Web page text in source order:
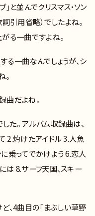
と並んでクリスマス・ソン
引用省略）でしたよね。
る一曲ですよね。
る一曲なんでしょうが、シ
。
曲だよね。
た。 アルバム収録曲は、
2.灼けたアイドル 3.人魚
乗ってでかけよう 6.恋人
は 8.サーフ天国、スキー
、4曲目の「まぶしい草野